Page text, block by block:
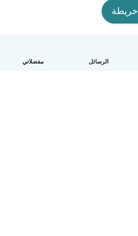
الرسائل مفضلاتي
خريطة